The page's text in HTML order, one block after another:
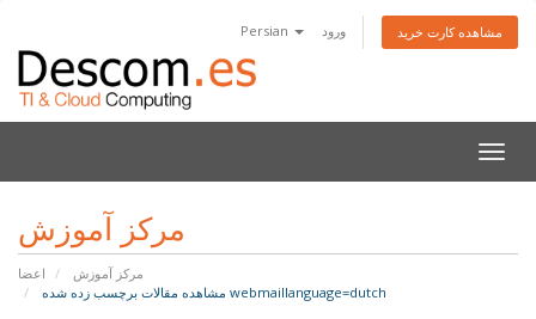
Persian ورود مشاهده کارت خرید
تغییر
مرکز آموزش
اعضا
مرکز آموزش
مشاهده مقالات برچسب زده شده webmaillanguage=dutch